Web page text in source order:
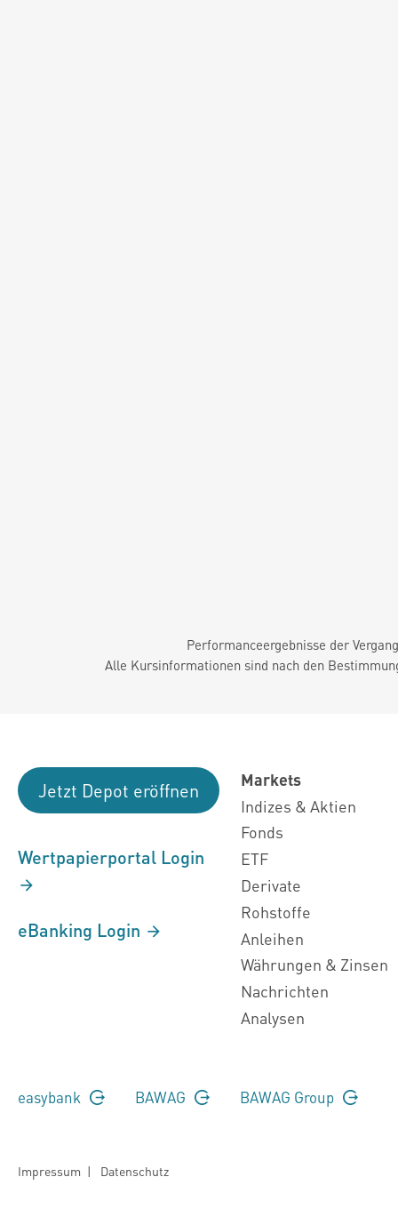
Performanceergebnisse der
Alle Kursinformationen sind nach den
Jetzt Depot eröffnen
Wertpapierportal Login
eBanking Login
Markets
Indizes & Aktien
Fonds
ETF
Derivate
Rohstoffe
Anleihen
Währungen & Zinsen
Nachrichten
Analysen
easybank BAWAG BAWAG Group
Impressum | Datenschutz